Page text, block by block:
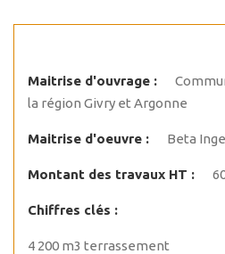
Maitrise d'ouvrage :
la région Givry et Argonne
Maitrise d'oeuvre : Beta
Montant des travaux HT :
Chiffres clés :
4 200 m3 terrassement